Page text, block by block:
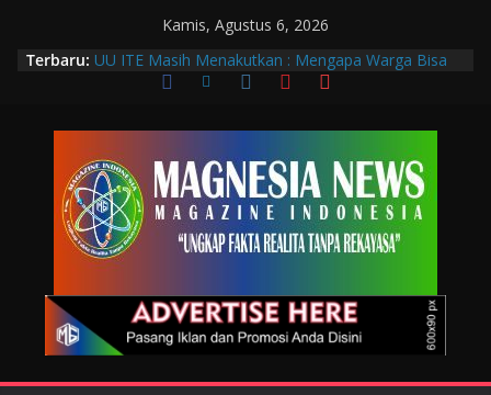
Kamis, Agustus 6, 2026
Terbaru: UU ITE Masih Menakutkan : Mengapa Warga Bisa
Dipidana Hanya karena Bicara?
Momentum Penguatan Profesi dan Transformasi
Digital
Wakil Wali Kota Bandung Hadiri Muscab VIII PTGMI
Kota Bandung, Dorong Penguatan Kompetensi
Terapis Gigi dan Mulut
Langkah Awal Deteksi Dini Penyakit, Kenali Peran
Tenaga Teknologi Laboratorium Medik
Sebenarnya Sedang Melindungi Siapa?